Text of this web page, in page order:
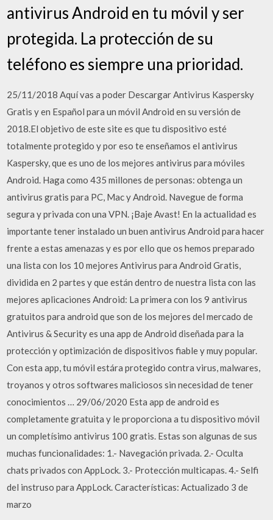
antivirus Android en tu móvil y ser
protegida. La protección de su
teléfono es siempre una prioridad.
25/11/2018 Aquí vas a poder Descargar Antivirus Kaspersky
Gratis y en Español para un móvil Android en su versión de
2018.El objetivo de este site es que tu dispositivo esté
totalmente protegido y por eso te enseñamos el antivirus
Kaspersky, que es uno de los mejores antivirus para móviles
Android. Haga como 435 millones de personas: obtenga un
antivirus gratis para PC, Mac y Android. Navegue de forma
segura y privada con una VPN. ¡Baje Avast! En la actualidad es
importante tener instalado un buen antivirus Android para hacer
frente a estas amenazas y es por ello que os hemos preparado
una lista con los 10 mejores Antivirus para Android Gratis,
dividida en 2 partes y que están dentro de nuestra lista con las
mejores aplicaciones Android: La primera con los 9 antivirus
gratuitos para android que son de los mejores del mercado de
Antivirus & Security es una app de Android diseñada para la
protección y optimización de dispositivos fiable y muy popular.
Con esta app, tu móvil estára protegido contra virus, malwares,
troyanos y otros softwares maliciosos sin necesidad de tener
conocimientos … 29/06/2020 Esta app de android es
completamente gratuita y le proporciona a tu dispositivo móvil
un completísimo antivirus 100 gratis. Estas son algunas de sus
muchas funcionalidades: 1.- Navegación privada. 2.- Oculta
chats privados con AppLock. 3.- Protección multicapas. 4.- Selfi
del instruso para AppLock. Características: Actualizado 3 de
marzo